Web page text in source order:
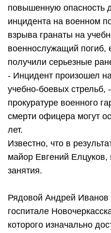
повышенную опасность
инцидента на военном
взрыва гранаты на
военнослужащий погиб,
получили серьезные
- Инцидент произошел
учебно-боевых стрельб,
прокуратуре военного
смерти офицера могут
лет.
Известно, что в
майор Евгений Елцуков,
занятия.
Рядовой Андрей Иванов
госпитале
которого изначально